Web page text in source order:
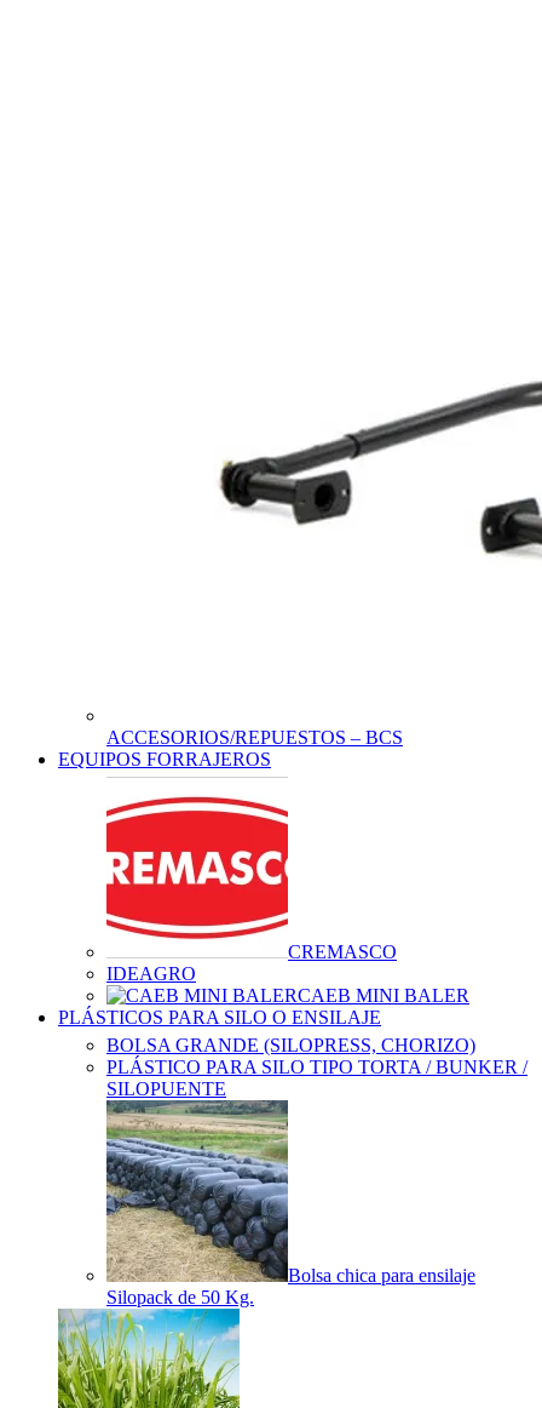
ACCESORIOS/REPUESTOS – BCS
EQUIPOS FORRAJEROS
CREMASCO
IDEAGRO
CAEB MINI BALER
PLÁSTICOS PARA SILO O ENSILAJE
BOLSA GRANDE (SILOPRESS, CHORIZO)
PLÁSTICO PARA SILO TIPO TORTA / BUNKER /
SILOPUENTE
Bolsa chica para ensilaje
Silopack de 50 Kg.